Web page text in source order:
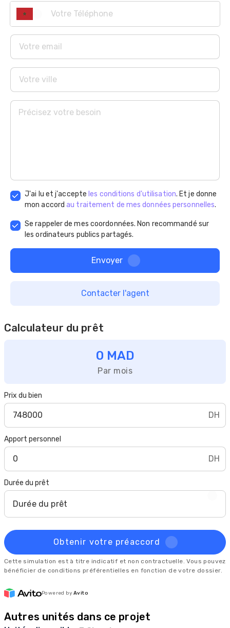
J'ai lu et j'accepte les conditions d'utilisation. Et je donne
mon accordau traitement de mes données personnelles.
Se rappeler de mes coordonnées. Non recommandé sur
les ordinateurs publics partagés.
Envoyer
Contacter l'agent
Calculateur du prêt
Prix du bien
DH
Apport personnel
DH
Durée du prêt
Durée du prêt
0 MAD
Par mois
Obtenir votre préaccord
Cette simulation est à titre indicatif et non contractuelle. Vous pouvez
bénéficier de conditions préférentielles en fonction de votre dossier.
Powered by Avito
Autres unités dans ce projet